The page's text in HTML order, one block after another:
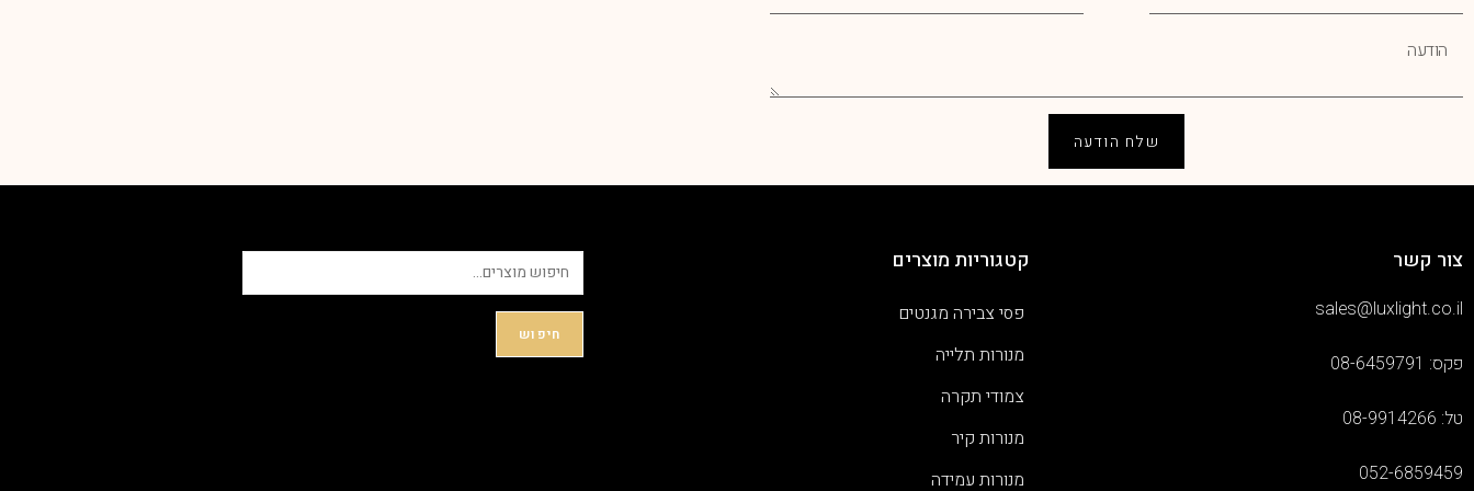
שלח הודעה
צור קשר
sales@luxlight.co.il
פקס: 08-6459791
טל: 08-9914266
052-6859459
קטגוריות מוצרים
פסי צבירה מגנטים
מנורות תלייה
צמודי תקרה
מנורות קיר
מנורות עמידה
חיפוש